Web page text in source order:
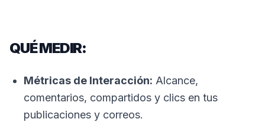
QUÉ MEDIR:
Métricas de Interacción: Alcance,
comentarios, compartidos y clics en tus
publicaciones y correos.